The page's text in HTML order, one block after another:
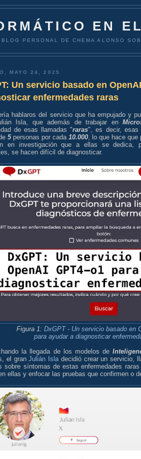
EN
BLOG PERSONAL DE CHEMA ALONSO
MAYO 24, 2025
Un servicio basado en
enfermedades raras
hablaros del servicio que ha empujado y
Isla, que además de trabajar en
de esas llamadas "raras", es decir, esas
5personas por cada 10.000 , lo que hace
en investigación que a ellas se dedica,
se hacen difícil de diagnosticar.
Figura 1: DxGPT - Un servicio basado en
para ayudar a diagnosticar
la llegada de los modelos de
el granJulián Isla decidió crear un servicio,
sobre síntomas de estas enfermedades
ellas y enfocar las pruebas que confirmen o